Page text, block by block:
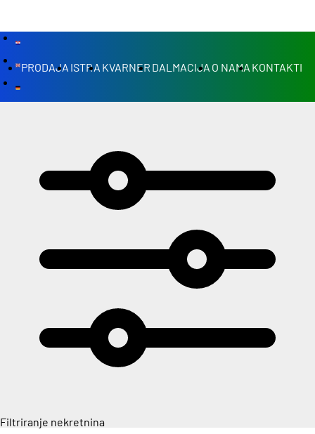
PRODAJA ISTRA KVARNER DALMACIJA O NAMA KONTAKTI
Filtriranje nekretnina